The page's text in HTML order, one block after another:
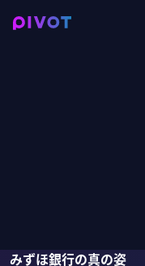
みずほ銀行の真の姿
みずほ銀行佐々木紀彦